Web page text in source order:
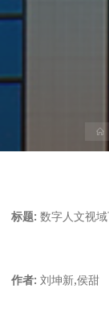
标题: 数字人文视
作者: 刘坤新,侯甜